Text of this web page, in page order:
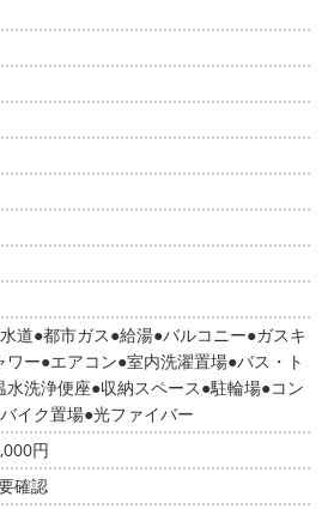
道 都市ガス 給湯 バルコニー ガスキ
ワー エアコン 室内洗濯置場 バス・ト
水洗浄便座 収納スペース 駐輪場 コン
バイク置場 光ファイバー
円
確認